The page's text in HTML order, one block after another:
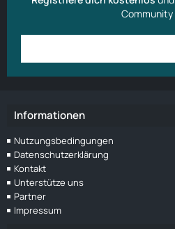
behoben werden. Schöner
man nicht besser die Zeit in was
das zu einem Späteren
Grüsse
Community
Informationen
Nutzungsbedingungen
Datenschutzerklärung
Kontakt
Unterstütze uns
Partner
Impressum